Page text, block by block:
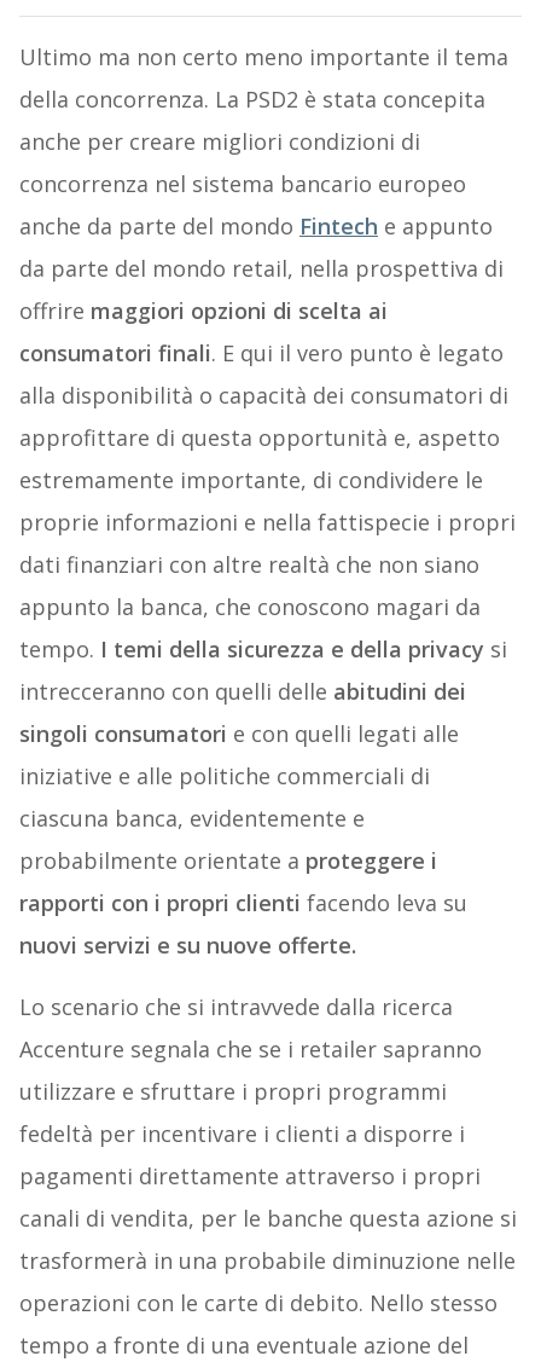
Ultimo ma non certo meno importante il tema
della concorrenza. La PSD2 è stata concepita
anche per creare migliori condizioni di
concorrenza nel sistema bancario europeo
anche da parte del mondo Fintech e appunto
da parte del mondo retail, nella prospettiva di
offrire maggiori opzioni di scelta ai
consumatori finali. E qui il vero punto è legato
alla disponibilità o capacità dei consumatori di
approfittare di questa opportunità e, aspetto
estremamente importante, di condividere le
proprie informazioni e nella fattispecie i propri
dati finanziari con altre realtà che non siano
appunto la banca, che conoscono magari da
tempo. I temi della sicurezza e della privacy si
intrecceranno con quelli delle abitudini dei
singoli consumatori e con quelli legati alle
iniziative e alle politiche commerciali di
ciascuna banca, evidentemente e
probabilmente orientate a proteggere i
rapporti con i propri clienti facendo leva su
nuovi servizi e su nuove offerte.
Lo scenario che si intravvede dalla ricerca
Accenture segnala che se i retailer sapranno
utilizzare e sfruttare i propri programmi
fedeltà per incentivare i clienti a disporre i
pagamenti direttamente attraverso i propri
canali di vendita, per le banche questa azione si
trasformerà in una probabile diminuzione nelle
operazioni con le carte di debito. Nello stesso
tempo a fronte di una eventuale azione del